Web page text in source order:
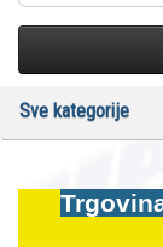
Sve kategorije